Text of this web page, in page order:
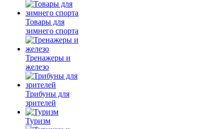
Товары для
зимнего спорта
Тренажеры и
железо
Трибуны для
зрителей
Туризм